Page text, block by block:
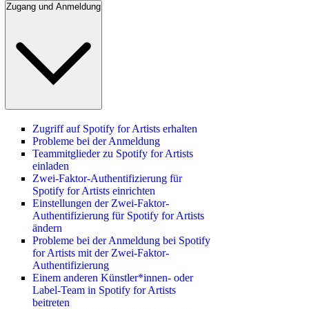
Zugang und Anmeldung
Zugriff auf Spotify for Artists erhalten
Probleme bei der Anmeldung
Teammitglieder zu Spotify for Artists
einladen
Zwei-Faktor-Authentifizierung für
Spotify for Artists einrichten
Einstellungen der Zwei-Faktor-
Authentifizierung für Spotify for Artists
ändern
Probleme bei der Anmeldung bei Spotify
for Artists mit der Zwei-Faktor-
Authentifizierung
Einem anderen Künstler*innen- oder
Label-Team in Spotify for Artists
beitreten